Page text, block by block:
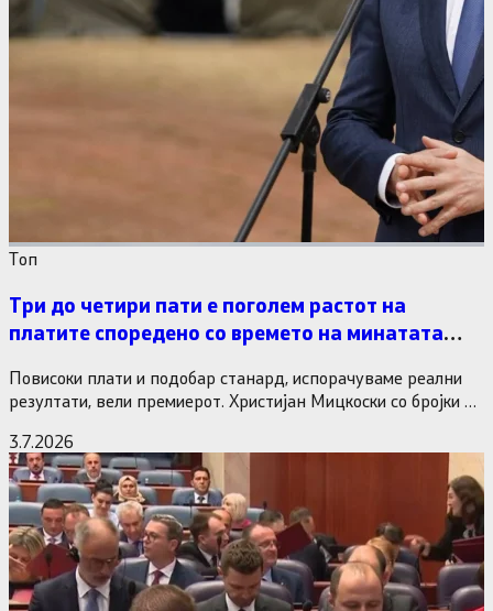
Tоп
Три до четири пати е поголем растот на
платите споредено со времето на минатата
Повисоки плати и подобар станард, испорачуваме реални
резултати, вели премиерот. Христијан Мицкоски со бројки и
3.7.2026